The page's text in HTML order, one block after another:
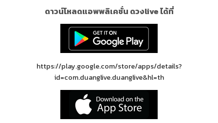
ดาวน์โหลดแอพพลิเคชั่น ดวงlive ได้ที่
https://play.google.com/store/apps/details?
id=com.duanglive.duanglive&hl=th